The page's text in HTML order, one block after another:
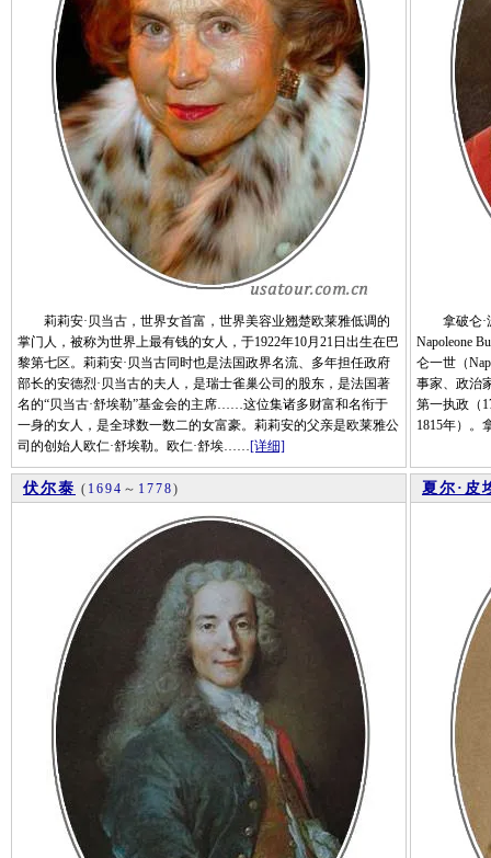
莉莉安·贝当古，世界女首富，世界美容业翘楚欧莱雅低调的
掌门人，被称为世界上最有钱的女人，于1922年10月21日出生在巴
黎第七区。莉莉安·贝当古同时也是法国政界名流、多年担任政府
部长的安德烈·贝当古的夫人，是瑞士雀巢公司的股东，是法国著
名的“贝当古·舒埃勒”基金会的主席……这位集诸多财富和名衔于
一身的女人，是全球数一数二的女富豪。莉莉安的父亲是欧莱雅公
司的创始人欧仁·舒埃勒。欧仁·舒埃……[详细]
拿破仑·波
Napoleone
仑一世（
事家、政治
第一执政（
1815年）
伏尔泰 ( 1694 ～ 1778) 夏尔·皮